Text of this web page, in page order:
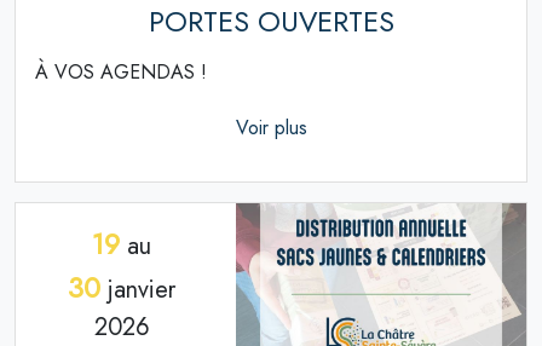
PORTES OUVERTES
À VOS AGENDAS !
Voir plus
19 au
30 janvier
2026